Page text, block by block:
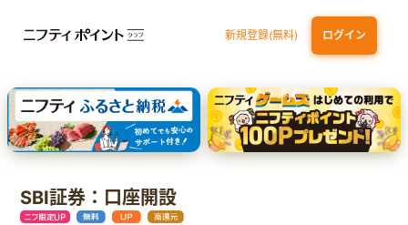
新規登録(無料) ログイン
dカード 九州カードNEXT JCB ORIGINAL SERIES：JCBカード S
三井住友カード ゴールド（NL）（家族カード発行）
【実質初月無料】DMM | Disney+(ディズニープラス) セットプラン
SBI証券：口座開設